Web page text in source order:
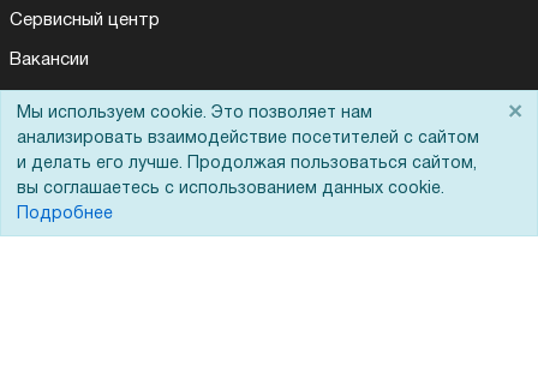
Сервисный центр
Вакансии
Для Таможенного союза
Запрос актов сверки
Мы используем cookie. Это позволяет нам
анализировать взаимодействие посетителей с сайтом
и делать его лучше. Продолжая пользоваться сайтом,
вы соглашаетесь с использованием данных cookie.
Подробнее
×